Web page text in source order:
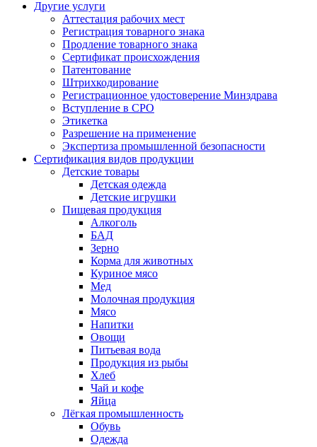
Другие услуги
Аттестация рабочих мест
Регистрация товарного знака
Продление товарного знака
Сертификат происхождения
Патентование
Штрихкодирование
Регистрационное удостоверение Минздрава
Вступление в СРО
Этикетка
Разрешение на применение
Экспертиза промышленной безопасности
Сертификация видов продукции
Детские товары
Детская одежда
Детские игрушки
Пищевая продукция
Алкоголь
БАД
Зерно
Корма для животных
Куриное мясо
Мед
Молочная продукция
Мясо
Напитки
Овощи
Питьевая вода
Продукция из рыбы
Хлеб
Чай и кофе
Яйца
Лёгкая промышленность
Обувь
Одежда